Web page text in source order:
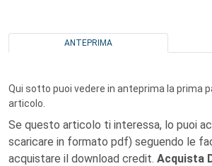
ANTEPRIMA
Qui sotto puoi vedere in anteprima la prima
articolo.
Se questo articolo ti interessa, lo puoi
scaricare in formato pdf) seguendo le
acquistare il download credit. Acquista